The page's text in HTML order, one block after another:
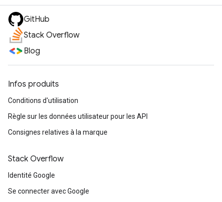
GitHub
Stack Overflow
Blog
Infos produits
Conditions d'utilisation
Règle sur les données utilisateur pour les API
Consignes relatives à la marque
Stack Overflow
Identité Google
Se connecter avec Google